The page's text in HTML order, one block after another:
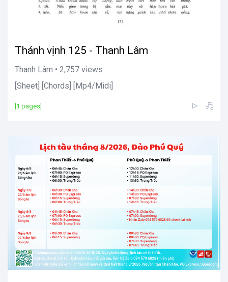
Thánh vịnh 125 - Thanh Lâm
Thanh Lâm • 2,757 views
[Sheet] [Chords] [Mp4/Midi]
[1 pages]